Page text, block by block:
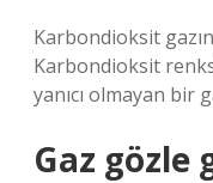
Karbondioksit
Karbondioksit
yanıcı olmayan bir
Gaz gözle